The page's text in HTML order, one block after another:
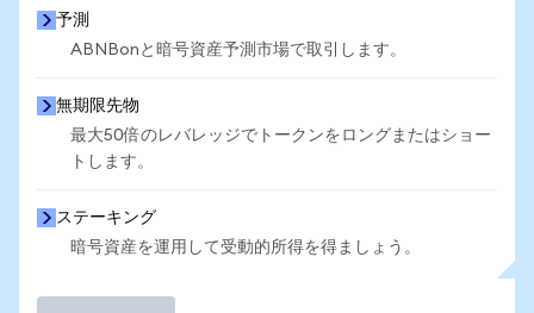
予測
ABNBonと暗号資産予測市場で取引します。
無期限先物
最大50倍のレバレッジでトークンをロングまたはショー
トします。
ステーキング
暗号資産を運用して受動的所得を得ましょう。